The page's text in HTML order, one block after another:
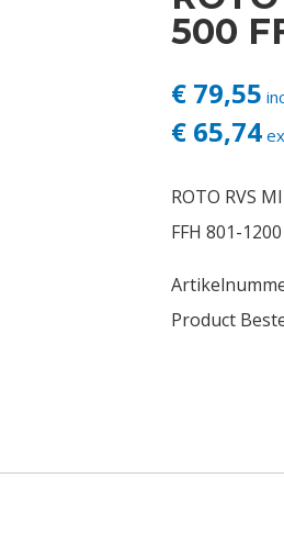
500
€ 79,55
€ 65,74
ROTO RVS
FFH 801-
Product